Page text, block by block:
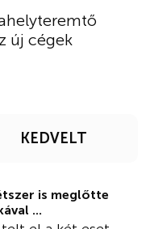
új cégek
KEDVELT
is meglőtte
...